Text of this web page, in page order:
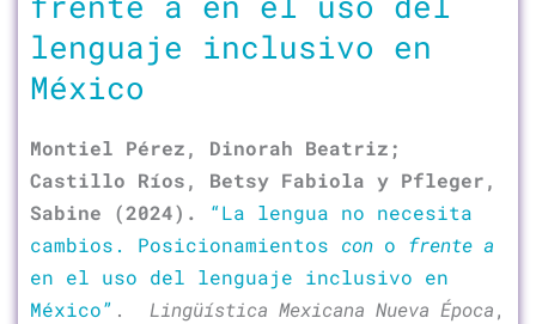
lenguaje inclusivo en
México
Montiel Pérez, Dinorah Beatriz;
Castillo Ríos, Betsy Fabiola y Pfleger,
Sabine (2024).
“La lengua no necesita
cambios.
Posicionamientos con o frente a
en el uso del lenguaje inclusivo en
México” . Lingüística Mexicana Nueva Época,